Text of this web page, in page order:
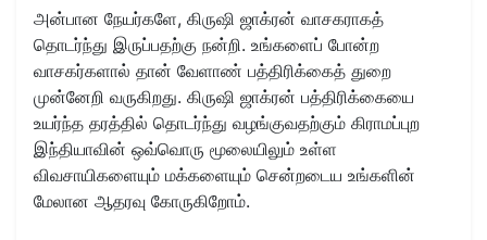
அன்பான நேயர்களே, கிருஷி ஜாக்ரன் வாசகராகத்
தொடர்ந்து இருப்பதற்கு நன்றி. உங்களைப் போன்ற
வாசகர்களால் தான் வேளாண் பத்திரிக்கைத் துறை
முன்னேறி வருகிறது. கிருஷி ஜாக்ரன் பத்திரிக்கையை
உயர்ந்த தரத்தில் தொடர்ந்து வழங்குவதற்கும் கிராமப்புற
இந்தியாவின் ஒவ்வொரு மூலையிலும் உள்ள
விவசாயிகளையும் மக்களையும் சென்றடைய உங்களின்
மேலான ஆதரவு கோருகிறோம்.